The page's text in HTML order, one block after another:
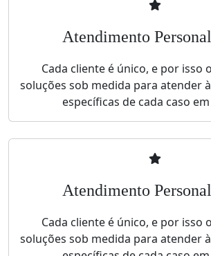
Atendimento
Cada cliente é único, e por isso
soluções sob medida para atender
específicas de cada caso
Atendimento
Cada cliente é único, e por isso
soluções sob medida para atender